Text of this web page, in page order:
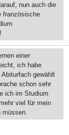
nun auch die
französische
einer
ich habe
gewählt
schon sehr
ich im Studium
viel für mein
müssen.